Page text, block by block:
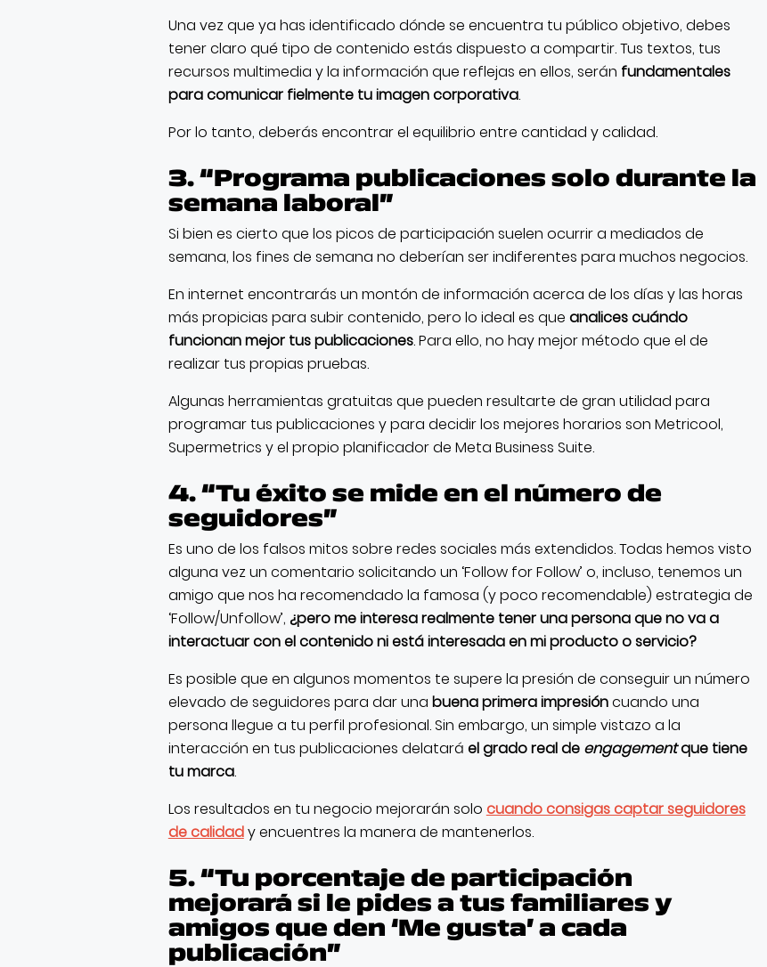
Una vez que ya has identificado dónde se encuentra tu público objetivo, debes
tener claro qué tipo de contenido estás dispuesto a compartir. Tus textos, tus
recursos multimedia y la información que reflejas en ellos, serán fundamentales
para comunicar fielmente tu imagen corporativa.
Por lo tanto, deberás encontrar el equilibrio entre cantidad y calidad.
3. “Programa publicaciones solo durante la
semana laboral”
Si bien es cierto que los picos de participación suelen ocurrir a mediados de
semana, los fines de semana no deberían ser indiferentes para muchos negocios.
En internet encontrarás un montón de información acerca de los días y las horas
más propicias para subir contenido, pero lo ideal es que analices cuándo
funcionan mejor tus publicaciones. Para ello, no hay mejor método que el de
realizar tus propias pruebas.
Algunas herramientas gratuitas que pueden resultarte de gran utilidad para
programar tus publicaciones y para decidir los mejores horarios son Metricool,
Supermetrics y el propio planificador de Meta Business Suite.
4. “Tu éxito se mide en el número de
seguidores”
Es uno de los falsos mitos sobre redes sociales más extendidos. Todas hemos visto
alguna vez un comentario solicitando un ‘Follow for Follow’ o, incluso, tenemos un
amigo que nos ha recomendado la famosa (y poco recomendable) estrategia de
‘Follow/Unfollow’, ¿pero me interesa realmente tener una persona que no va a
interactuar con el contenido ni está interesada en mi producto o servicio?
Es posible que en algunos momentos te supere la presión de conseguir un número
elevado de seguidores para dar una buena primera impresióncuando una
persona llegue a tu perfil profesional. Sin embargo, un simple vistazo a la
interacción en tus publicaciones delatará el grado real de engagementque tiene
tu marca.
Los resultados en tu negocio mejorarán solo cuando consigas captar seguidores
de calidady encuentres la manera de mantenerlos.
5. “Tu porcentaje de participación
mejorará si le pides a tus familiares y
amigos que den ‘Me gusta’ a cada
publicación”